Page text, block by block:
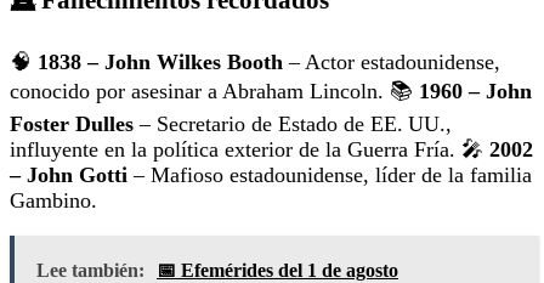
🧠 1838 – John Wilkes Booth – Actor estadounidense,
conocido por asesinar a Abraham Lincoln. 📚 1960 – John
Foster Dulles – Secretario de Estado de EE. UU.,
influyente en la política exterior de la Guerra Fría. 🎤 2002
– John Gotti – Mafioso estadounidense, líder de la familia
Gambino.
Lee también: 📅 Efemérides del 1 de agosto